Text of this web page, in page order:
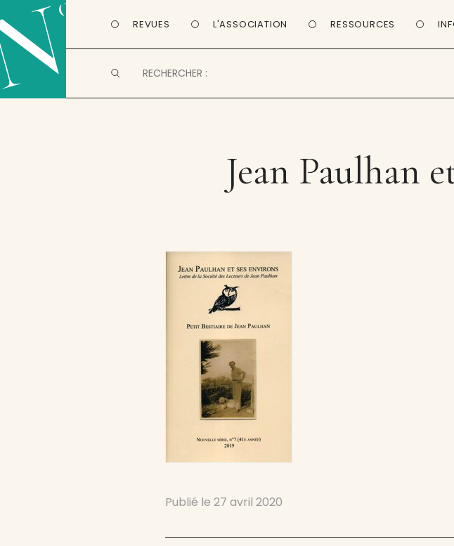
REVUES L'ASSOCIATION RESSOURCES
Jean Paulhan
Publié le27 avril 2020